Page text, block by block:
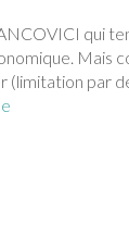
qui
Mais
(limitation par